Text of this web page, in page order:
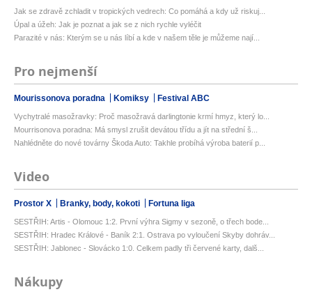
Jak se zdravě zchladit v tropických vedrech: Co pomáhá a kdy už riskuj...
Úpal a úžeh: Jak je poznat a jak se z nich rychle vyléčit
Parazité v nás: Kterým se u nás líbí a kde v našem těle je můžeme nají...
Pro nejmenší
Mourissonova poradna Komiksy Festival ABC
Vychytralé masožravky: Proč masožravá darlingtonie krmí hmyz, který lo...
Mourrisonova poradna: Má smysl zrušit devátou třídu a jít na střední š...
Nahlédněte do nové továrny Škoda Auto: Takhle probíhá výroba baterií p...
Video
Prostor X Branky, body, kokoti Fortuna liga
SESTŘIH: Artis - Olomouc 1:2. První výhra Sigmy v sezoně, o třech bode...
SESTŘIH: Hradec Králové - Baník 2:1. Ostrava po vyloučení Skyby dohráv...
SESTŘIH: Jablonec - Slovácko 1:0. Celkem padly tři červené karty, dalš...
Nákupy